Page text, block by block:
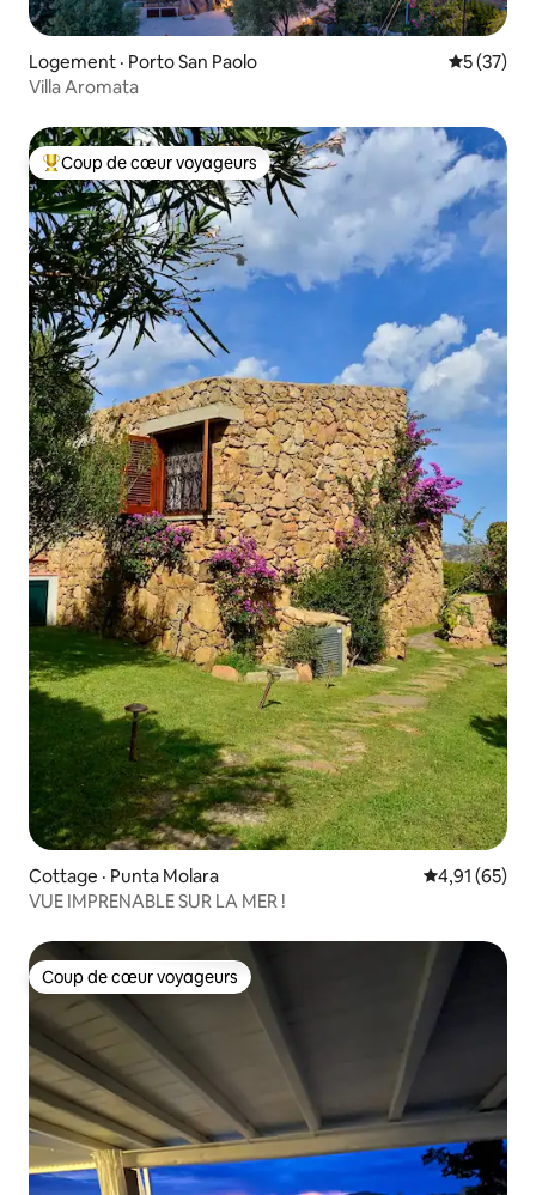
Logement · Porto San Paolo Note
5 (37)
Villa Aromata
Coup de cœur voyageurs parmi les plus aimés
Coup de cœur voyageurs
Cottage · Punta Molara Note
4,91 (65)
VUE IMPRENABLE SUR LA MER !
Coup de cœur voyageurs
Coup de cœur voyageurs